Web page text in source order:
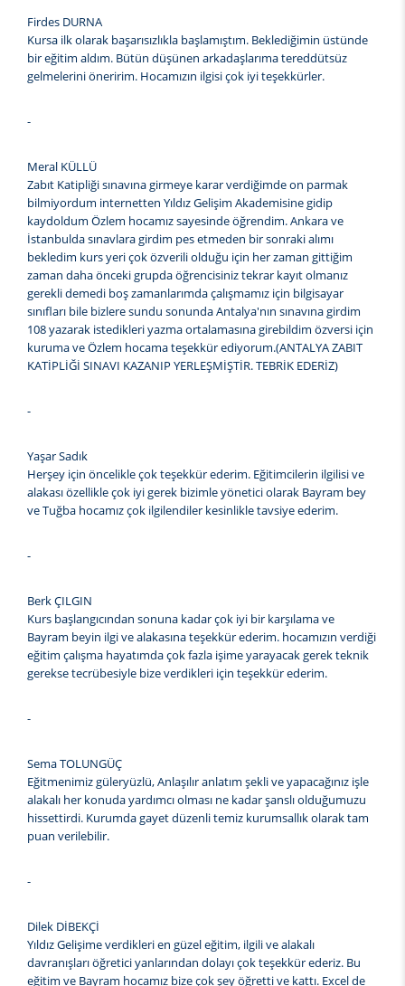
Firdes DURNA
Kursa ilk olarak başarısızlıkla başlamıştım. Beklediğimin üstünde
bir eğitim aldım. Bütün düşünen arkadaşlarıma tereddütsüz
gelmelerini öneririm. Hocamızın ilgisi çok iyi teşekkürler.
-
Meral KÜLLÜ
Zabıt Katipliği sınavına girmeye karar verdiğimde on parmak
bilmiyordum internetten Yıldız Gelişim Akademisine gidip
kaydoldum Özlem hocamız sayesinde öğrendim. Ankara ve
İstanbulda sınavlara girdim pes etmeden bir sonraki alımı
bekledim kurs yeri çok özverili olduğu için her zaman gittiğim
zaman daha önceki grupda öğrencisiniz tekrar kayıt olmanız
gerekli demedi boş zamanlarımda çalışmamız için bilgisayar
sınıfları bile bizlere sundu sonunda Antalya'nın sınavına girdim
108 yazarak istedikleri yazma ortalamasına girebildim özversi için
kuruma ve Özlem hocama teşekkür ediyorum.(ANTALYA ZABIT
KATİPLİĞİ SINAVI KAZANIP YERLEŞMİŞTİR. TEBRİK EDERİZ)
-
Yaşar Sadık
Herşey için öncelikle çok teşekkür ederim. Eğitimcilerin ilgilisi ve
alakası özellikle çok iyi gerek bizimle yönetici olarak Bayram bey
ve Tuğba hocamız çok ilgilendiler kesinlikle tavsiye ederim.
-
Berk ÇILGIN
Kurs başlangıcından sonuna kadar çok iyi bir karşılama ve
Bayram beyin ilgi ve alakasına teşekkür ederim. hocamızın verdiği
eğitim çalışma hayatımda çok fazla işime yarayacak gerek teknik
gerekse tecrübesiyle bize verdikleri için teşekkür ederim.
-
Sema TOLUNGÜÇ
Eğitmenimiz güleryüzlü, Anlaşılır anlatım şekli ve yapacağınız işle
alakalı her konuda yardımcı olması ne kadar şanslı olduğumuzu
hissettirdi. Kurumda gayet düzenli temiz kurumsallık olarak tam
puan verilebilir.
-
Dilek DİBEKÇİ
Yıldız Gelişime verdikleri en güzel eğitim, ilgili ve alakalı
davranışları öğretici yanlarından dolayı çok teşekkür ederiz. Bu
eğitim ve Bayram hocamız bize çok şey öğretti ve kattı. Excel de